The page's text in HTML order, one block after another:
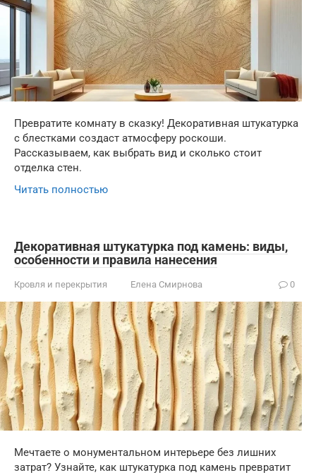
Превратите комнату в сказку! Декоративная штукатурка
с блестками создаст атмосферу роскоши.
Рассказываем, как выбрать вид и сколько стоит
отделка стен.
Читать полностью
Декоративная штукатурка под камень: виды,
особенности и правила нанесения
Кровля и перекрытия Елена Смирнова 0
Мечтаете о монументальном интерьере без лишних
затрат? Узнайте, как штукатурка под камень превратит